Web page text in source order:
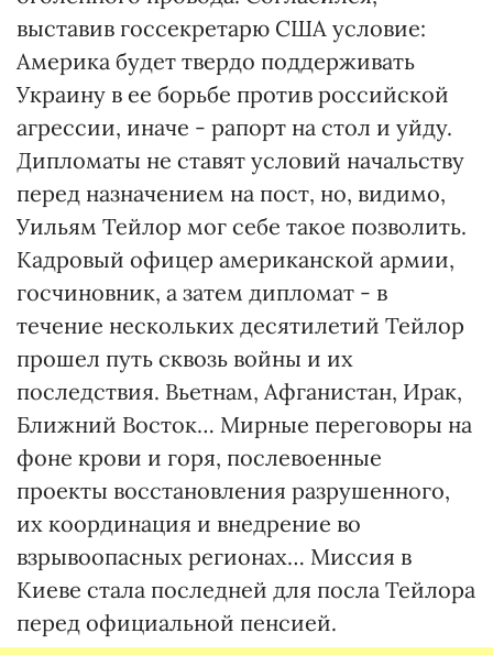
выставив госсекретарю США условие:
Америка будет твердо поддерживать
Украину в ее борьбе против российской
агрессии, иначе - рапорт на стол и уйду.
Дипломаты не ставят условий начальству
перед назначением на пост, но, видимо,
Уильям Тейлор мог себе такое позволить.
Кадровый офицер американской армии,
госчиновник, а затем дипломат - в
течение нескольких десятилетий Тейлор
прошел путь сквозь войны и их
последствия. Вьетнам, Афганистан, Ирак,
Ближний Восток… Мирные переговоры на
фоне крови и горя, послевоенные
проекты восстановления разрушенного,
их координация и внедрение во
взрывоопасных регионах… Миссия в
Киеве стала последней для посла Тейлора
перед официальной пенсией.